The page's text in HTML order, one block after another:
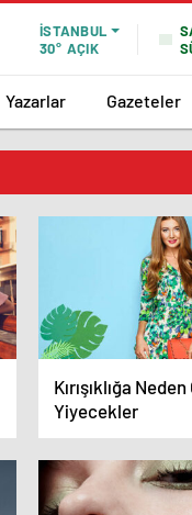
İSTANBUL
30° AÇIK
Yazarlar Gazeteler
Kırışıklığa
Yiyecekler